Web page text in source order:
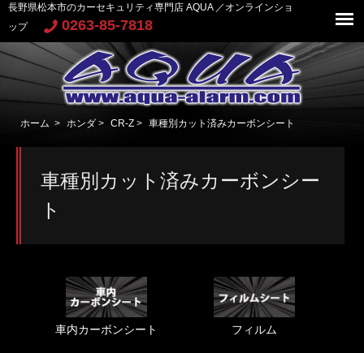
長野県松本市のカーセキュリティ専門店 AQUA ／オンラインショ
ップ
0263-85-7818
ホーム > ホンダ > CR-Z > 車種別カット済みカーボンシート
車種別カット済みカーボンシー
ト
車内カーボンシート フィルム